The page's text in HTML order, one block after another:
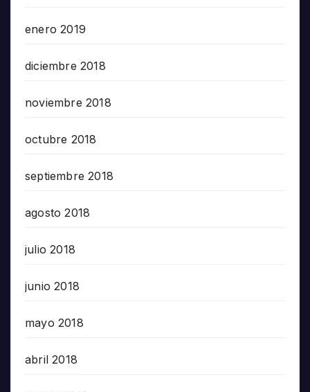
enero 2019
diciembre 2018
noviembre 2018
octubre 2018
septiembre 2018
agosto 2018
julio 2018
junio 2018
mayo 2018
abril 2018